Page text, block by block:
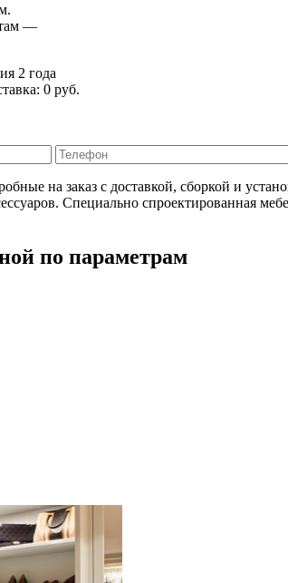
—
2 года
0 руб.
на заказ с доставкой, сборкой и
Специально спроектированная
по параметрам